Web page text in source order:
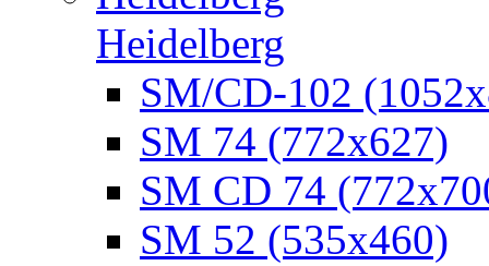
Heidelberg
SM/CD-102
SM 74 (772х627)
SM CD 74
SM 52 (535х460)